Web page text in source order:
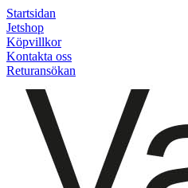
Startsidan
Jetshop
Köpvillkor
Kontakta oss
Returansökan